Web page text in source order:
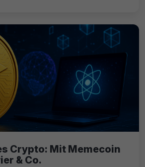
Crypto: Mit Memecoin
& Co.